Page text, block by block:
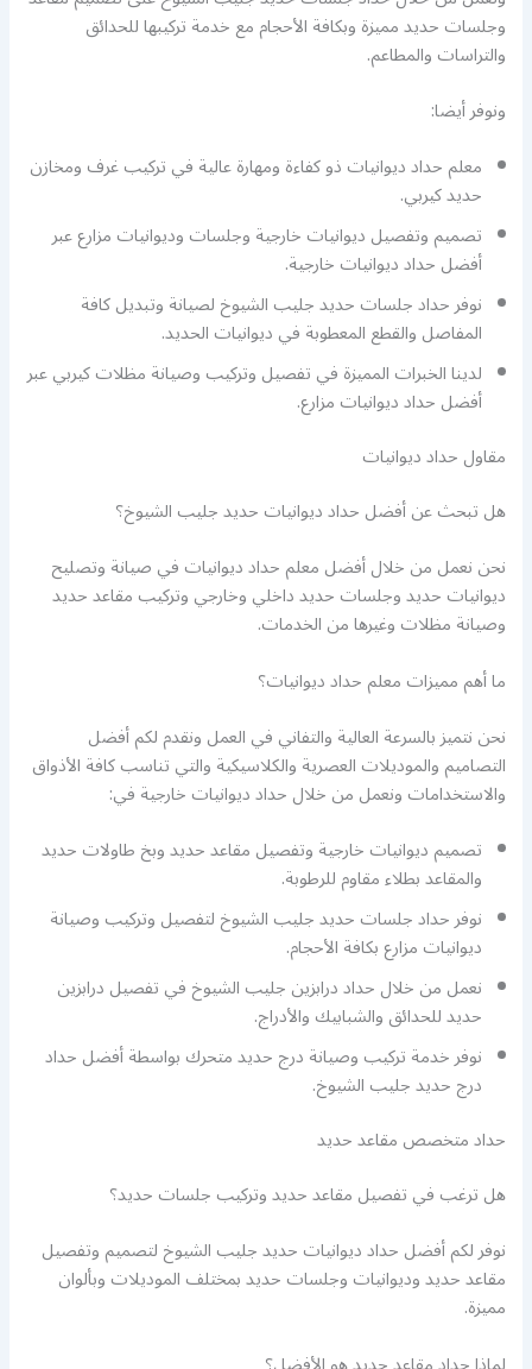
وجلسات حديد مميزة وبكافة الأحجام مع خدمة تركيبها للحدائق
والتراسات والمطاعم.
ونوفر أيضا:
معلم حداد ديوانيات ذو كفاءة ومهارة عالية في تركيب غرف ومخازن
حديد كيربي.
تصميم وتفصيل ديوانيات خارجية وجلسات وديوانيات مزارع عبر
أفضل حداد ديوانيات خارجية.
نوفر حداد جلسات حديد جليب الشيوخ لصيانة وتبديل كافة
المفاصل والقطع المعطوبة في ديوانيات الحديد.
لدينا الخبرات المميزة في تفصيل وتركيب وصيانة مظلات كيربي عبر
أفضل حداد ديوانيات مزارع.
مقاول حداد ديوانيات
هل تبحث عن أفضل حداد ديوانيات حديد جليب الشيوخ؟
نحن نعمل من خلال أفضل معلم حداد ديوانيات في صيانة وتصليح
ديوانيات حديد وجلسات حديد داخلي وخارجي وتركيب مقاعد حديد
وصيانة مظلات وغيرها من الخدمات.
ما أهم مميزات معلم حداد ديوانيات؟
نحن نتميز بالسرعة العالية والتفاني في العمل ونقدم لكم أفضل
التصاميم والموديلات العصرية والكلاسيكية والتي تناسب كافة الأذواق
والاستخدامات ونعمل من خلال حداد ديوانيات خارجية في:
تصميم ديوانيات خارجية وتفصيل مقاعد حديد وبخ طاولات حديد
والمقاعد بطلاء مقاوم للرطوبة.
نوفر حداد جلسات حديد جليب الشيوخ لتفصيل وتركيب وصيانة
ديوانيات مزارع بكافة الأحجام.
نعمل من خلال حداد درابزين جليب الشيوخ في تفصيل درابزين
حديد للحدائق والشبابيك والأدراج.
نوفر خدمة تركيب وصيانة درج حديد متحرك بواسطة أفضل حداد
درج حديد جليب الشيوخ.
حداد متخصص مقاعد حديد
هل ترغب في تفصيل مقاعد حديد وتركيب جلسات حديد؟
نوفر لكم أفضل حداد ديوانيات حديد جليب الشيوخ لتصميم وتفصيل
مقاعد حديد وديوانيات وجلسات حديد بمختلف الموديلات وبألوان
مميزة.